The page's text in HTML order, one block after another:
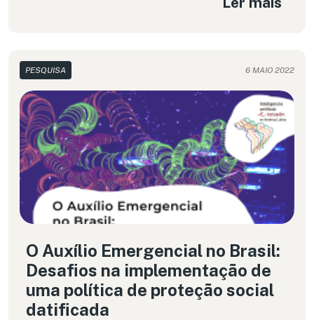
PESQUISA 6 MAIO 2022
O Auxílio Emergencial no Brasil:
Desafios na implementação de
uma política de proteção social
datificada